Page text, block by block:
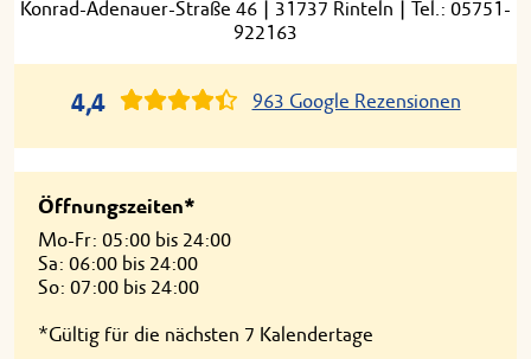
Konrad-Adenauer-Straße 46 | 31737 Rinteln | Tel.: 05751-
922163
4,4 963 Google Rezensionen
Öffnungszeiten*
Mo-Fr: 05:00 bis 24:00
Sa: 06:00 bis 24:00
So: 07:00 bis 24:00
*Gültig für die nächsten 7 Kalendertage